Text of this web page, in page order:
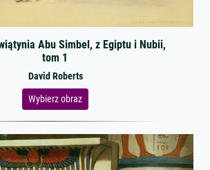
Abu Simbel, z Egiptu i Nubii,
tom 1
David Roberts
Wybierz obraz